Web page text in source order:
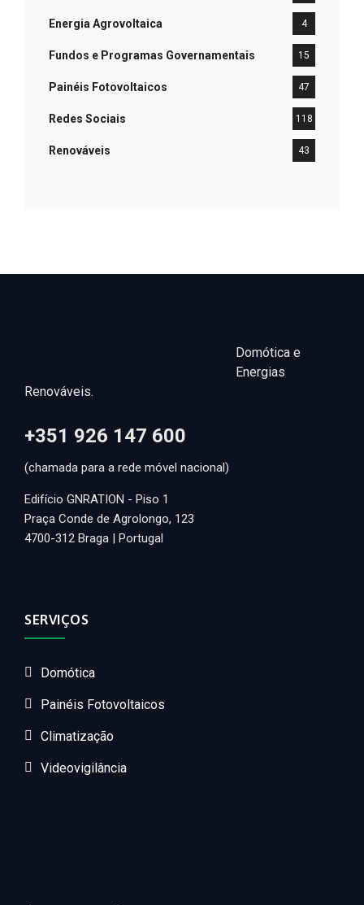
Energia Agrovoltaica 4
Fundos e Programas Governamentais 15
Painéis Fotovoltaicos 47
Redes Sociais 118
Renováveis 43
Domótica e
Energias
Renováveis.
+351 926 147 600
(chamada para a rede móvel nacional)
Edifício GNRATION - Piso 1
Praça Conde de Agrolongo, 123
4700-312 Braga | Portugal
SERVIÇOS
Domótica
Painéis Fotovoltaicos
Climatização
Videovigilância